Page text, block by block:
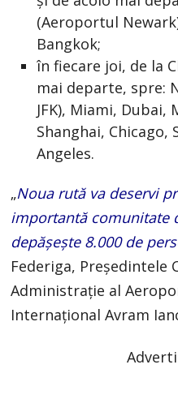
(Aeroportul
Bangkok;
în fiecare joi, de la
mai departe, spre:
JFK), Miami,
Shanghai, Chicago,
Angeles.
„Noua rută va deservi
importantă comunitate
depășește 8.000 de
Federiga, Preşedintele
Administraţie al
Internaţional Avram